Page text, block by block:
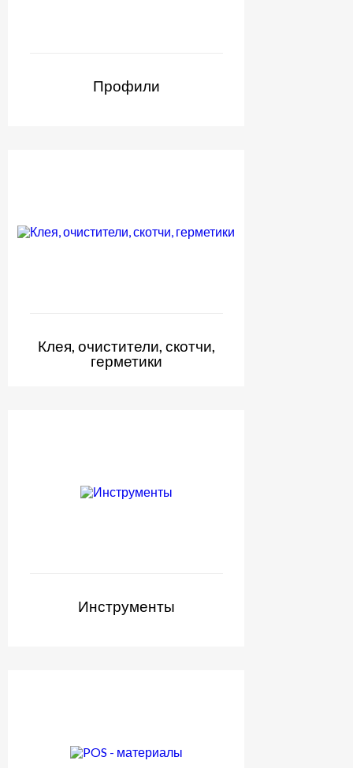
Профили
Клея, очистители, скотчи,
герметики
Инструменты